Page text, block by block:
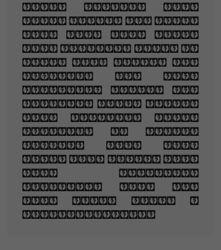
your beauty with
love false or true,
But one man loved
the pilgrim soul in
you, And loved the
sorrows of your
changing face. And
bending down beside
the glowing bars,
Murmur, a little
sadly, how Love
fled And paced upon
the mountains
overhead And hid
his face amid a
crowd of stars.